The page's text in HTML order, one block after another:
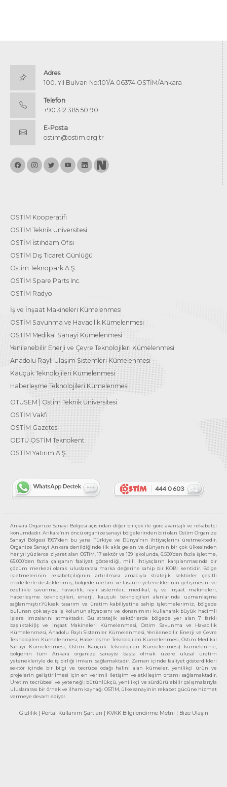
Adres
100. Yıl Bulvarı No:101/A 06374 OSTİM/Ankara
Telefon
+90 312 385 50 90
E-Posta
ostim@ostim.org.tr
OSTİM Kooperatifi
OSTİM Teknik Üniversitesi
OSTİM İstihdam Ofisi
OSTİM Dış Ticaret Günlüğü
Ostim Teknopark A.Ş.
OSTİM Spare Parts Inc.
OSTİM Radyo
İş ve İnşaat Makineleri Kümelenmesi
OSTİM Savunma ve Havacılık Kümelenmesi
OSTİM Medikal Sanayi Kümelenmesi
Yenilenebilir Enerji ve Çevre Teknolojileri Kümelenmesi
Anadolu Raylı Ulaşım Sistemleri Kümelenmesi
Kauçuk Teknolojileri Kümelenmesi
Haberleşme Teknolojileri Kümelenmesi
OTÜSEM | Ostim Teknik Üniversitesi
OSTİM Vakfı
OSTİM Gazetesi
ODTÜ OSTİM Teknokent
OSTİM Yatırım A.Ş.
Ankara Organize Sanayi Bölgesi açısından diğer bir çok ile göre avantajlı ve rekabetçi
konumdadır. Ankara’nın öncü organize sanayi bölgelerinden biri olan Ostim Organize
Sanayi Bölgesi 1967’den bu yana Türkiye ve Dünya’nın ihtiyaçlarını üretmektedir.
Organize Sanayi Ankara denildiğinde ilk akla gelen ve dünyanın bir çok ülkesinden
her yıl yüzlerce ziyaret alan OSTİM, 17 sektör ve 139 işkolunda, 6.500’den fazla işletme,
65.000’den fazla çalışanın faaliyet gösterdiği, milli ihtiyaçların karşılanmasında bir
çözüm merkezi olarak uluslararası marka değerine sahip bir KOBİ kentidir. Bölge
işletmelerinin rekabetçiliğinin artırılması amacıyla stratejik sektörler çeşitli
modellerle desteklenmiş, bölgede üretim ve tasarım yeteneklerinin gelişmesini ve
özellikle savunma, havacılık, raylı sistemler, medikal, iş ve inşaat makineleri,
haberleşme teknolojileri, enerji, kauçuk teknolojileri alanlarında uzmanlaşma
sağlanmıştır.Yüksek tasarım ve üretim kabiliyetine sahip işletmelerimiz, bölgede
bulunan çok sayıda iş kolunun altyapısını ve donanımını kullanarak büyük hacimli
işlere imzalarını atmaktadır. Bu stratejik sektörlerde bölgede yer alan 7 farklı
başlıktaki(İş ve inşaat Makineleri Kümelenmesi, Ostim Savunma ve Havacılık
Kümelenmesi, Anadolu Raylı Sistemler Kümelenmesi, Yenilenebilir Enerji ve Çevre
Teknolojileri Kümelenmesi, Haberleşme Teknolojileri Kümelenmesi, Ostim Medikal
Sanayi Kümelenmesi, Ostim Kauçuk Teknolojileri Kümelenmesi) kümelenme,
bölgenin tüm Ankara organize sanayisi başta olmak üzere ulusal üretim
yetenekleriyle de iş birliği imkanı sağlamaktadır. Zaman içinde faaliyet gösterdikleri
sektör içinde bir bilgi ve tecrübe odağı halini alan kümeler, yenilikçi ürün ve
projelerin geliştirilmesi için en verimli iletişim ve etkileşim ortamı sağlamaktadır.
Üretim tecrübesi ve yeteneği; bütünlükçü, yenilikçi ve sürdürülebilir çalışmalarıyla
uluslararası bir örnek ve ilham kaynağı OSTİM, ülke sanayinin rekabet gücüne hizmet
vermeye devam ediyor.
Gizlilik | Portal Kullanım Şartları | KVKK Bilgilendirme Metni | Bize Ulaşın